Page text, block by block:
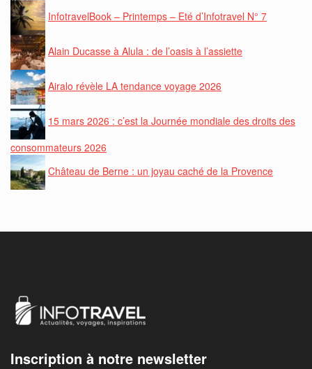
InfotravelBook – Printemps – Eté d’Infotravel N° 7
Alain Ducasse à Alula : de l’oasis à l’assiette
Airalo révèle LA tendance voyage 2026
15 mars 2026 : c’est la Journée mondiale des droits des
consommateurs 2026
Château de Berne : un joyau caché de la Provence
Inscription à notre newsletter